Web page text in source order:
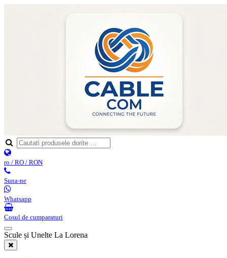
ro / RO / RON
Suna-ne
Whatsapp
Cosul de cumparaturi
Scule și Unelte La Lorena